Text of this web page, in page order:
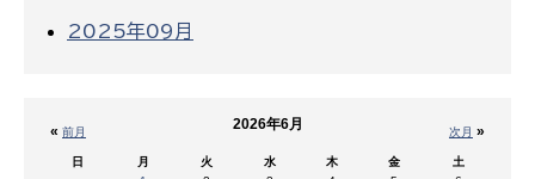
2025年09月
« 前月 次月 »
2026年6月
日 月 火 水 木 金
土